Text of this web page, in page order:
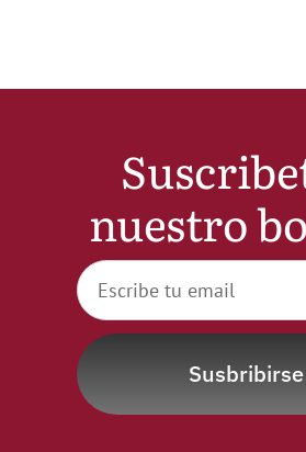
Contactar
WooCommerce My Account
WooCommerce Cart
nuestro
Susbribirse